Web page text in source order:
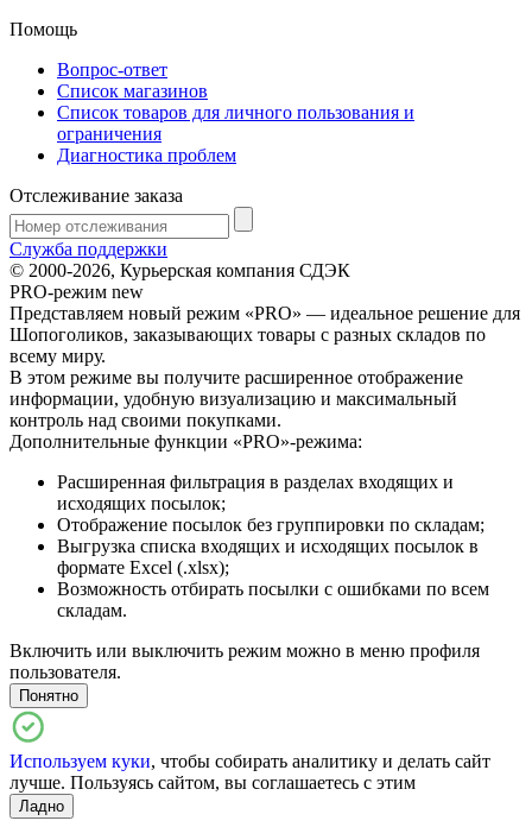
Помощь
Вопрос-ответ
Список магазинов
Список товаров для личного пользования и
ограничения
Диагностика проблем
Отслеживание заказа
Служба поддержки
© 2000-2026, Курьерская компания СДЭК
PRO-режим new
Представляем новый режим «PRO» — идеальное решение для
Шопоголиков, заказывающих товары с разных складов по
всему миру.
В этом режиме вы получите расширенное отображение
информации, удобную визуализацию и максимальный
контроль над своими покупками.
Дополнительные функции «PRO»-режима:
Расширенная фильтрация в разделах входящих и
исходящих посылок;
Отображение посылок без группировки по складам;
Выгрузка списка входящих и исходящих посылок в
формате Excel (.xlsx);
Возможность отбирать посылки с ошибками по всем
складам.
Включить или выключить режим можно в меню профиля
пользователя.
Понятно
Используем куки, чтобы собирать аналитику и делать сайт
лучше. Пользуясь сайтом, вы соглашаетесь с этим
Ладно